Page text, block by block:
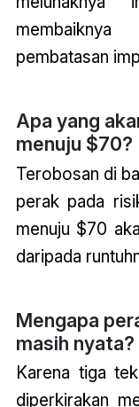
pembatasan
Apa yang
menuju $70?
Terobosan di
perak pada
menuju $70
daripada
Mengapa
masih nyata?
Karena tiga
diperkirakan